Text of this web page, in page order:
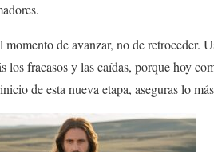
momento de avanzar, no de retroceder.
los fracasos y las caídas, porque hoy
de esta nueva etapa, aseguras lo